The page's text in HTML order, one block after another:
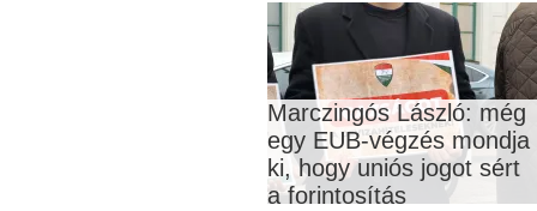
Marczingós László: még
egy EUB-végzés mondja
ki, hogy uniós jogot sért
a forintosítás